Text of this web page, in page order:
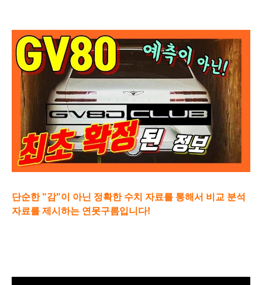
단순한 "감"이 아닌 정확한 수치 자료를 통해서 비교 분석
자료를 제시하는 연못구름입니다!